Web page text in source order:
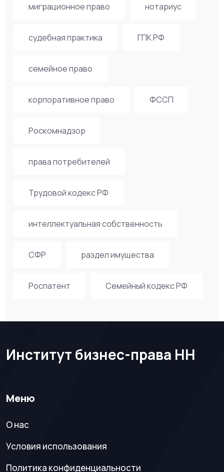
миграционное право нотариус
судебная практика ГПК РФ
семейное право
корпоративное право ФССП
Роскомнадзор
права потребителей
Трудовой кодекс РФ
интеллектуальная собственность
СФР раздел имущества
Роспатент Семейный кодекс РФ
Институт бизнес-права НН
Меню
О нас
Условия использования
Политика конфиденциальности